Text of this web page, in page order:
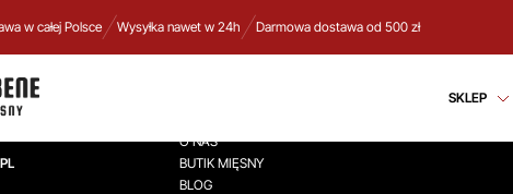
w całej Polsce Wysyłka nawet w 24h Darmowa dostawa od 500 zł
SKLEP
O NAS
BUTIK MIĘSNY
BLOG